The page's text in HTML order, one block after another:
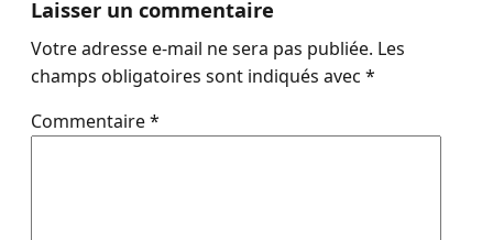
Laisser un commentaire
Votre adresse e-mail ne sera pas publiée. Les
champs obligatoires sont indiqués avec *
Commentaire*